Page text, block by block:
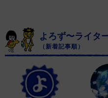
き！」と、独特な言葉遣
同作について、作者のべじ
聞いた。
ーべじ丸くんが1人で椅子
のような気持ちになりまし
よろず〜ライタ
（新着記事順）